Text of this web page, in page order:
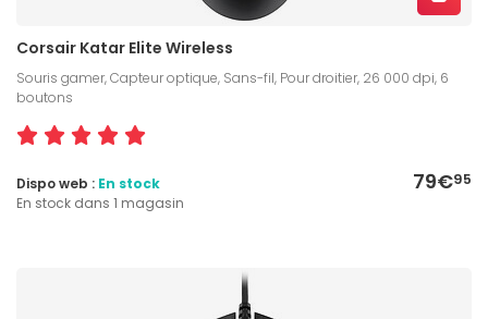
Corsair Katar Elite Wireless
Souris gamer, Capteur optique, Sans-fil, Pour droitier, 26 000 dpi, 6
boutons
79€95
Dispo web : En stock
En stock dans 1 magasin